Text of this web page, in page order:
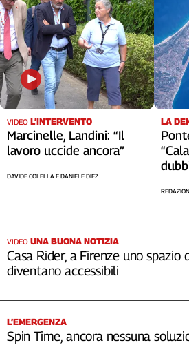
VIDEO L’INTERVENTO
Marcinelle, Landini: “Il
lavoro uccide ancora”
DAVIDE COLELLA E DANIELE DIEZ
LA
VIDEO UNA BUONA NOTIZIA
Casa Rider, a Firenze uno spazio
diventano accessibili
L’EMERGENZA
Spin Time, ancora nessuna